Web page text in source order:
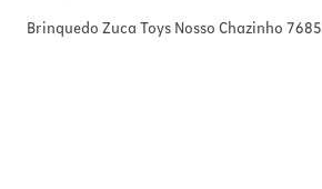
Brinquedo Zuca Toys Nosso Chazinho 7685